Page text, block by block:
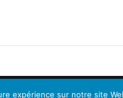
expérience sur notre site